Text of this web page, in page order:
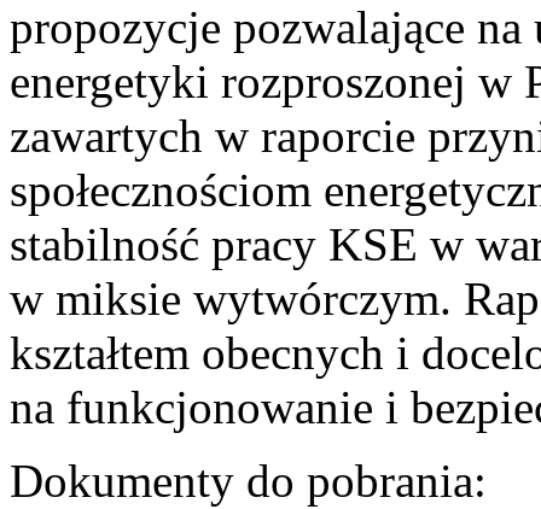
propozycje pozwalające
energetyki rozproszonej w
zawartych w raporcie
społecznościom
stabilność pracy KSE w
w miksie wytwórczym.
kształtem obecnych i
na funkcjonowanie i
Dokumenty do pobrania: